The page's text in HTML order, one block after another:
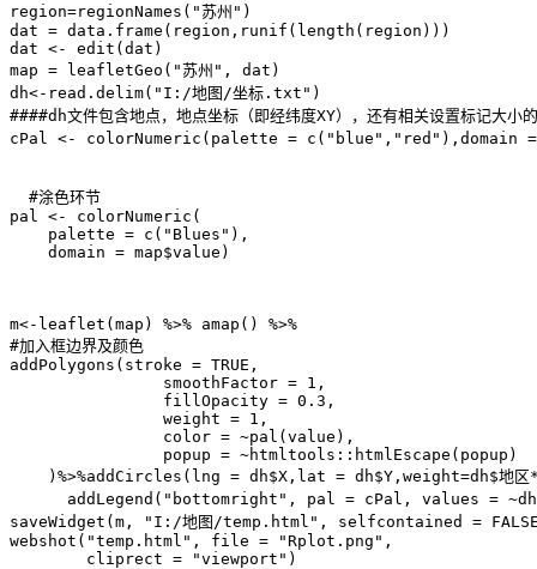
region=regionNames("苏州")
dat = data.frame(region,runif(length(region)))
dat <- edit(dat)
map = leafletGeo("苏州", dat)
dh<-read.delim("I:/地图/坐标.txt")
####dh文件包含地点，地点坐标（即经纬度XY），还有相关设置标记大小
cPal <- colorNumeric(palette = c("blue","red"),domain =
  #涂色环节
pal <- colorNumeric(
    palette = c("Blues"),
    domain = map$value)
m<-leaflet(map) %>% amap() %>%
#加入框边界及颜色
addPolygons(stroke = TRUE,
                smoothFactor = 1,
                fillOpacity = 0.3,
                weight = 1,
                color = ~pal(value),
                popup = ~htmltools::htmlEscape(popup)
)%>%addCircles(lng = dh$X,lat = dh$Y,weight=dh$地
addLegend("bottomright", pal = cPal, values =
saveWidget(m, "I:/地图/temp.html", selfcontained =
webshot("temp.html", file = "Rplot.png",
        cliprect = "viewport")